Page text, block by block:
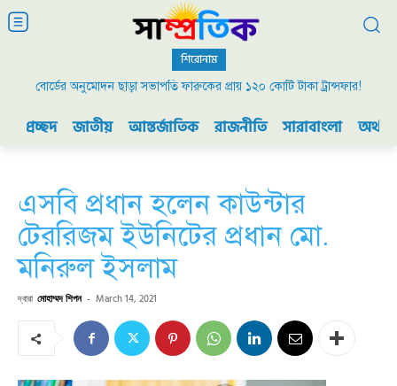
শিরোনাম
বোর্ডের অনুমোদন ছাড়া সভাপতি ফারুকের প্রায় ১২০ কোটি টাকা ট্রান্সফার!
প্রচ্ছদ জাতীয় আন্তর্জাতিক রাজনীতি সারাবাংলা
এসবি প্রধান হলেন কাউন্টার
টেররিজম ইউনিটের প্রধান মো.
মনিরুল ইসলাম
দ্বারা মোহাম্মদ শিপন - March 14, 2021